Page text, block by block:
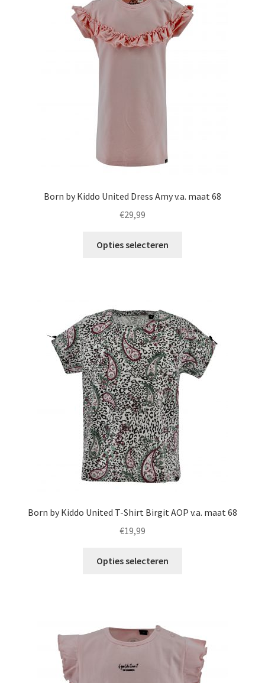
Born by Kiddo United Dress Amy v.a. maat 68
€29,99
Opties selecteren
optie
kan
gekozen
worden
Born by Kiddo United T-Shirt Birgit AOP v.a. maat 68
€19,99
Opties selecteren
optie
kan
gekozen